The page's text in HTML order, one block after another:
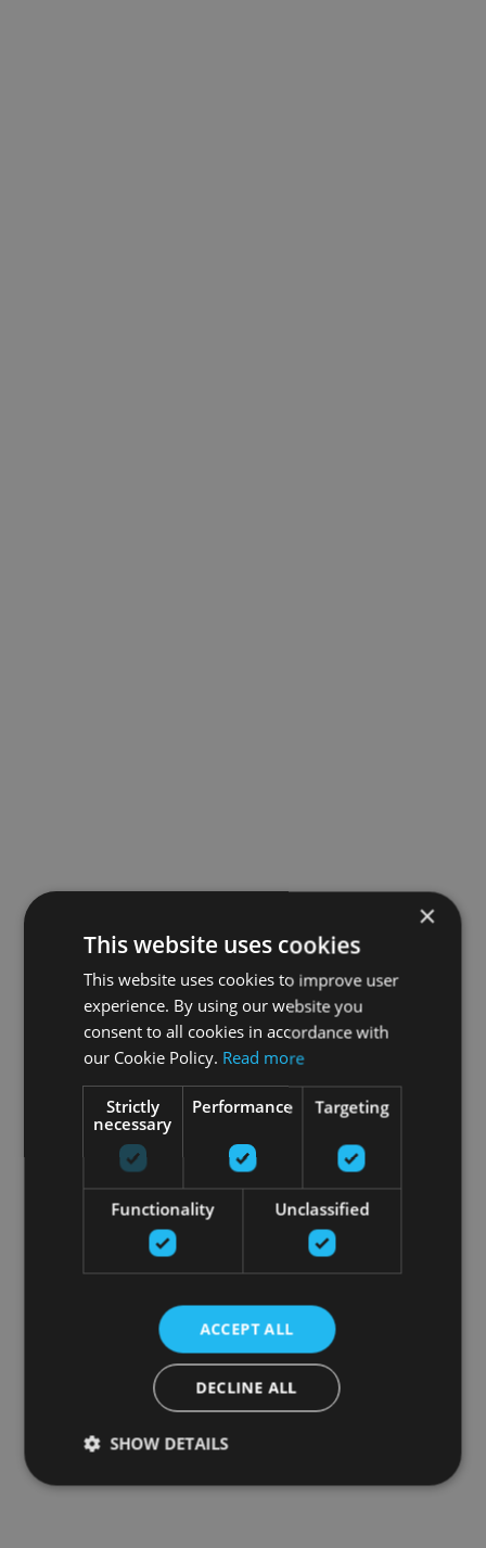
×
This website uses cookies
This website uses cookies to improve user
experience. By using our website you
consent to all cookies in accordance with
our Cookie Policy. Read more
Strictly
necessary
Performance Targeting
Functionality Unclassified
ACCEPT ALL
DECLINE ALL
SHOW DETAILS